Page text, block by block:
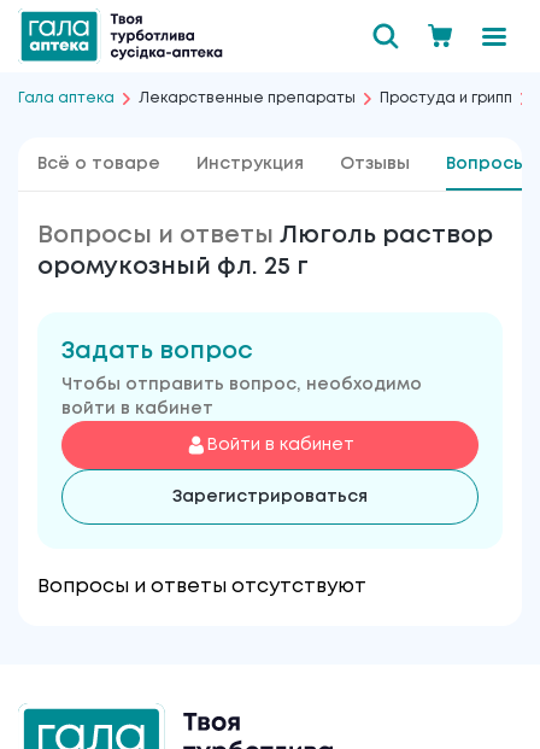
Гала аптека Лекарственные препараты Простуда и грипп
Всё о товаре Инструкция Отзывы Вопросы
Вопросы и ответы Люголь раствор
оромукозный фл. 25 г
Задать вопрос
Чтобы отправить вопрос, необходимо
войти в кабинет
Войти в кабинет
Зарегистрироваться
Вопросы и ответы отсутствуют